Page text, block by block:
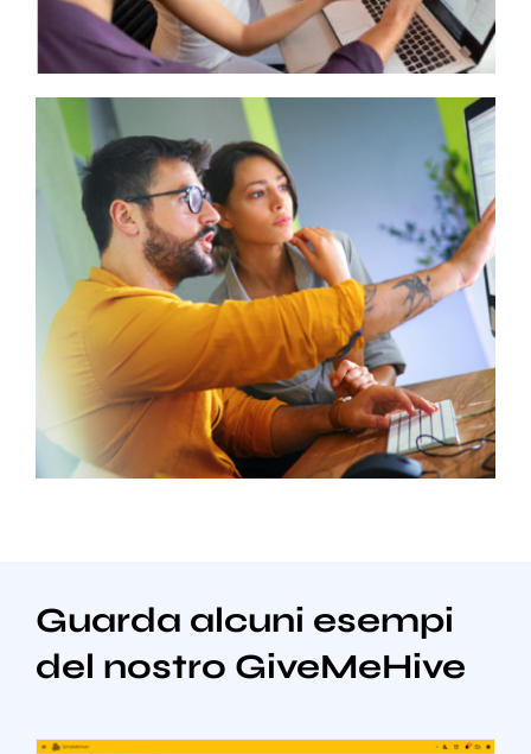
Guarda alcuni esempi
del nostro GiveMeHive